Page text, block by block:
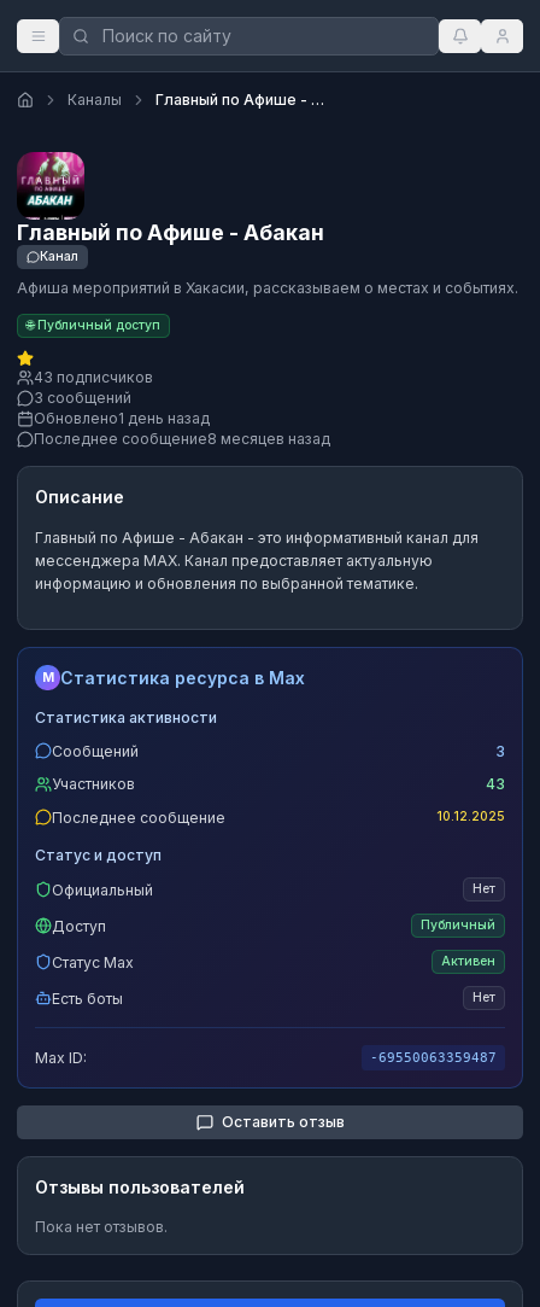
Каналы Главный по Афише - Абакан
Главный по Афише - Абакан
Канал
Афиша мероприятий в Хакасии, рассказываем о местах и событиях.
🌐 Публичный доступ
43 подписчиков
3 сообщений
Обновлено1 день назад
Последнее сообщение8 месяцев назад
Описание
Главный по Афише - Абакан - это информативный канал для
мессенджера MAX. Канал предоставляет актуальную
информацию и обновления по выбранной тематике.
M Статистика ресурса в Max
Статистика активности
Сообщений
3
Участников
43
Последнее сообщение
10.12.2025
Статус и доступ
Официальный
Нет
Доступ Публичный
Статус Max Активен
Есть боты Нет
Max ID: -69550063359487
Оставить отзыв
Отзывы пользователей
Пока нет отзывов.